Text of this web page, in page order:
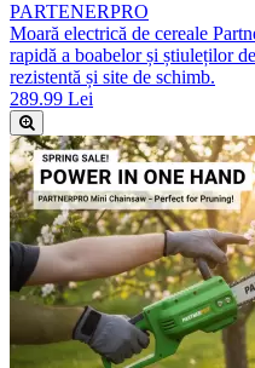
PARTENERPRO
Moară electrică de cereale
rapidă a boabelor și știuleților
rezistentă și site de schimb.
289.99 Lei